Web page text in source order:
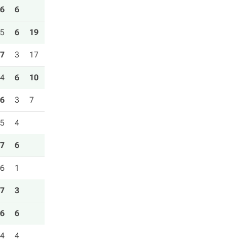
6 6
5 6 19
7 3 17
4 6 10
6 3 7
5 4
7 6
6 1
7 3
6 6
4 4